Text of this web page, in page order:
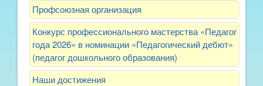
Профсоюзная организация
Конкурс профессионального мастерства «Педагог
года 2026» в номинации «Педагогический дебют»
(педагог дошкольного образования)
Наши достижения